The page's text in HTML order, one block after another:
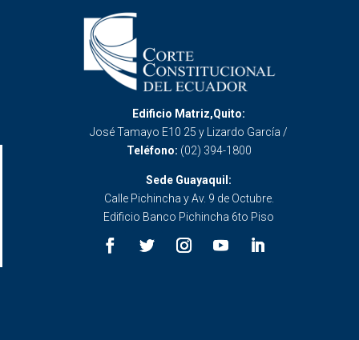
Edificio Matriz,Quito:
José Tamayo E10 25 y Lizardo García /
Teléfono: (02) 394-1800
Sede Guayaquil:
Calle Pichincha y Av. 9 de Octubre.
Edificio Banco Pichincha 6to Piso